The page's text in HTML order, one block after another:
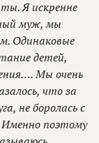
Я искренне
муж, мы
Одинаковые
детей,
Мы очень
что за
не боролась с
Именно поэтому